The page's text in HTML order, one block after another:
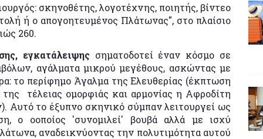
σκηνοθέτης, λογοτέχνης, ποιητής, βίντεο
ή ο απογοητευμένος Πλάτωνας", στο πλαίσιο
260.
εγκατάλειψηςσηματοδοτεί έναν κόσμο σε
αγάλματα μικρού μεγέθους, ασκώντας με
το περίφημο Άγαλμα της Ελευθερίας (έκπτωση
τέλειας ομορφιάς και αρμονίας η Αφροδίτη
το έξυπνο σκηνικό σύμπαν λειτουργεί ως
ο οοποίος 'συνομιλεί' βουβά αλλά με ισχύ
αναδεικνύοντας την πολυτιμότητα αυτού